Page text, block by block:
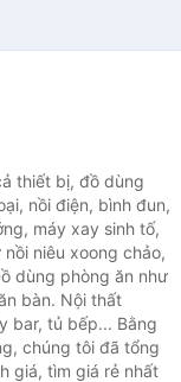
thiết bị, đồ dùng
nồi điện, bình đun,
máy xay sinh tố,
niêu xoong chảo,
dùng phòng ăn như
bàn. Nội thất
bar, tủ bếp... Bằng
chúng tôi đã tổng
giá, tìm giá rẻ nhất